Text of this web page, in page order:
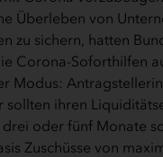
Überleben von
zu sichern, hatten
Corona-Soforthilfen
Modus:
sollten ihren
oder fünf Monate
Zuschüsse von